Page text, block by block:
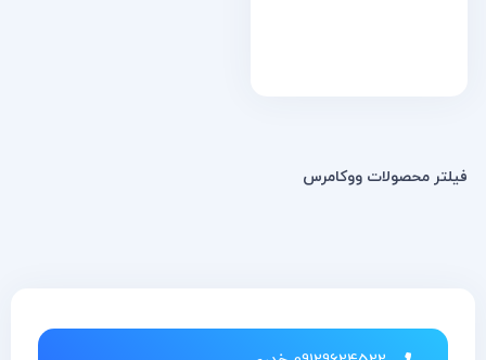
فیلتر محصولات ووکامرس